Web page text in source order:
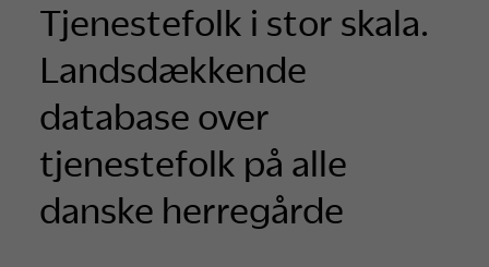
Tjenestefolk i stor skala.
Landsdækkende
database over
tjenestefolk på alle
danske herregårde